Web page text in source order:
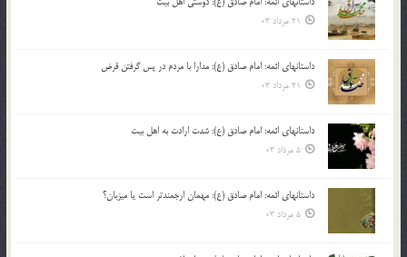
21 مرداد 03
داستانهای ائمه: امام صادق (ع): مدارا با مردم در پس گرفتن قرض
21 مرداد 03
داستانهای ائمه: امام صادق (ع): شدت ارادت به اهل بیت
5 مرداد 03
داستانهای ائمه: امام صادق (ع): مهمان ارجمندتر است یا میزبان؟
5 مرداد 03